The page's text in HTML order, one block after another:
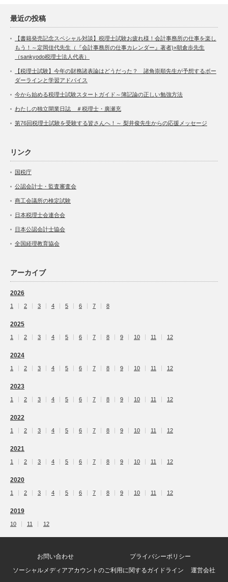
最近の投稿
【書籍発売記念スペシャル対談】税理士試験お疲れ様！会計事務所の仕事を楽し
もう！～定岡佳代先生（『会計事務所の仕事カレンダー』著者)×朝倉歩先生
（sankyodo税理士法人代表）
【税理士試験】今年の財務諸表論はどうだった？ 諸角崇順先生が予想するボー
ダーラインと学習アドバイス
今から始める税理士試験スタートガイド～簿記論の正しい勉強方法
わたしの独立開業日誌 ＃税理士・廣瀬充
第76回税理士試験を受験する皆さんへ！～ 梨井俊先生からの応援メッセージ
リンク
国税庁
公認会計士・監査審査会
商工会議所の検定試験
日本税理士会連合会
日本公認会計士協会
全国経理教育協会
アーカイブ
2026
1 2 3 4 5 6 7 8
2025
1 2 3 4 5 6 7 8 9 10 11 12
2024
1 2 3 4 5 6 7 8 9 10 11 12
2023
1 2 3 4 5 6 7 8 9 10 11 12
2022
1 2 3 4 5 6 7 8 9 10 11 12
2021
1 2 3 4 5 6 7 8 9 10 11 12
2020
1 2 3 4 5 6 7 8 9 10 11 12
2019
10 11 12
お問い合わせ
プライバシーポリシー
ソーシャルメディアアカウントのご利用に関するガイドライン
運営会社